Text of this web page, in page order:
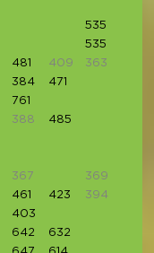
535
535
481 409 363
384
471
761
388
485
367 369
461 423 394
403
642
632